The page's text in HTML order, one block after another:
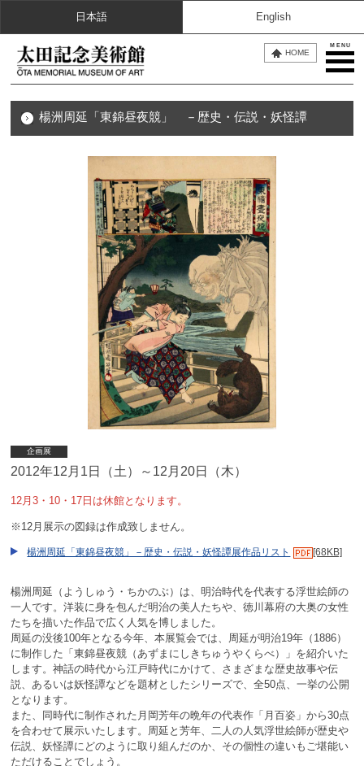
MENU
HOME
日本語 English
楊洲周延「東錦昼夜競」 －歴史・伝説・妖怪譚
企画展
2012年12月1日（土）～12月20日（木）
12月3・10・17日は休館となります。
※12月展示の図録は作成致しません。
楊洲周延「東錦昼夜競」－歴史・伝説・妖怪譚展作品リスト [68KB]
楊洲周延（ようしゅう・ちかのぶ）は、明治時代を代表する浮世絵師の
一人です。洋装に身を包んだ明治の美人たちや、徳川幕府の大奥の女性
たちを描いた作品で広く人気を博しました。
周延の没後100年となる今年、本展覧会では、周延が明治19年（1886）
に制作した「東錦昼夜競（あずまにしきちゅうやくらべ）」を紹介いた
します。神話の時代から江戸時代にかけて、さまざまな歴史故事や伝
説、あるいは妖怪譚などを題材としたシリーズで、全50点、一挙の公開
となります。
また、同時代に制作された月岡芳年の晩年の代表作「月百姿」から30点
を合わせて展示いたします。周延と芳年、二人の人気浮世絵師が歴史や
伝説、妖怪譚にどのように取り組んだのか、その個性の違いもご堪能い
ただけることでしょう。